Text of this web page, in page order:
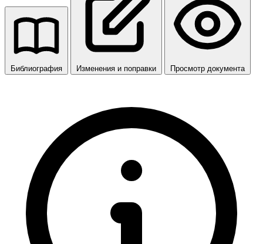
Библиография Изменения и поправки Просмотр документа